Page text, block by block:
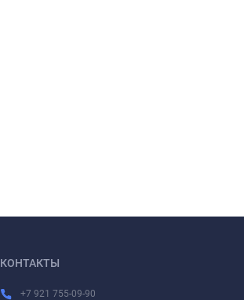
КОНТАКТЫ
+7 921 755-09-90